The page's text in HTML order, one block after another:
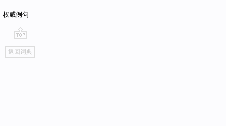
权威例句
go
top
返回词典